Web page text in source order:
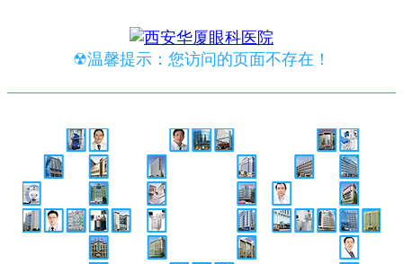
☢温馨提示：您访问的页面不存在！